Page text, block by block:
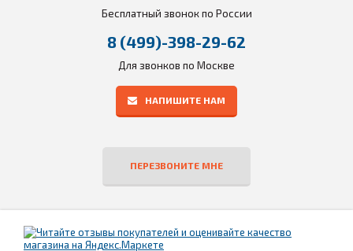
Бесплатный звонок по России
8 (499)-398-29-62
Для звонков по Москве
НАПИШИТЕ НАМ
ПЕРЕЗВОНИТЕ МНЕ